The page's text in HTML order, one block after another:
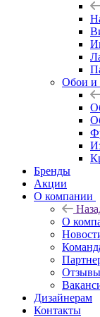
Обои и
Бренды
Акции
О компании
О
Отзывы
Дизайнерам
Контакты